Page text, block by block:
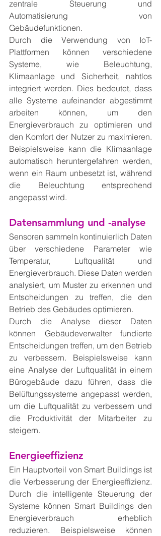
zentrale Steuerung und
Automatisierung von
Gebäudefunktionen.
Durch die Verwendung von IoT-
Plattformen können verschiedene
Systeme, wie Beleuchtung,
Klimaanlage und Sicherheit, nahtlos
integriert werden. Dies bedeutet, dass
alle Systeme aufeinander abgestimmt
arbeiten können, um den
Energieverbrauch zu optimieren und
den Komfort der Nutzer zu maximieren.
Beispielsweise kann die Klimaanlage
automatisch heruntergefahren werden,
wenn ein Raum unbesetzt ist, während
die Beleuchtung entsprechend
angepasst wird.
Datensammlung und -analyse
Sensoren sammeln kontinuierlich Daten
über verschiedene Parameter wie
Temperatur, Luftqualität und
Energieverbrauch. Diese Daten werden
analysiert, um Muster zu erkennen und
Entscheidungen zu treffen, die den
Betrieb des Gebäudes optimieren.
Durch die Analyse dieser Daten
können Gebäudeverwalter fundierte
Entscheidungen treffen, um den Betrieb
zu verbessern. Beispielsweise kann
eine Analyse der Luftqualität in einem
Bürogebäude dazu führen, dass die
Belüftungssysteme angepasst werden,
um die Luftqualität zu verbessern und
die Produktivität der Mitarbeiter zu
steigern.
Energieeffizienz
Ein Hauptvorteil von Smart Buildings ist
die Verbesserung der Energieeffizienz.
Durch die intelligente Steuerung der
Systeme können Smart Buildings den
Energieverbrauch erheblich
reduzieren. Beispielsweise können